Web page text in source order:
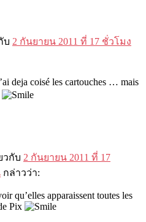
บ 2 กันยายน 2011 ที่ 17 ชั่วโมง
deja coisé les cartouches … mais
วกับ 2 กันยายน 2011 ที่ 17
กล่าวว่า:
qu’elles apparaissent toutes les
Pix